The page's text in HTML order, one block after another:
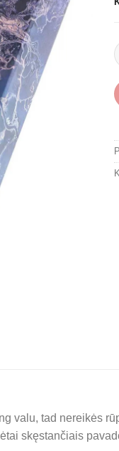
valu, tad nereikės
skęstančiais